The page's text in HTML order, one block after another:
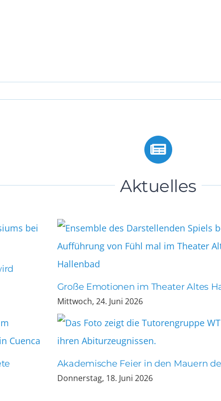
Aktuelles
Große Emotionen im Theater Altes
Mittwoch, 24. Juni 2026
Akademische Feier in den Mauern
Donnerstag, 18. Juni 2026